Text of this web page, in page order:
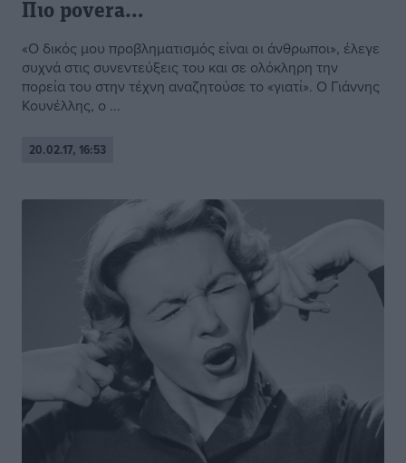
Πιο povera…
«Ο δικός μου προβληματισμός είναι οι άνθρωποι», έλεγε
συχνά στις συνεντεύξεις του και σε ολόκληρη την
πορεία του στην τέχνη αναζητούσε το «γιατί». Ο Γιάννης
Κουνέλλης, ο ...
20.02.17, 16:53